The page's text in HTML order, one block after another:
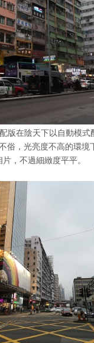
版在陰天下以自動模式
俗，光亮度不高的環境
片，不過細緻度平平。